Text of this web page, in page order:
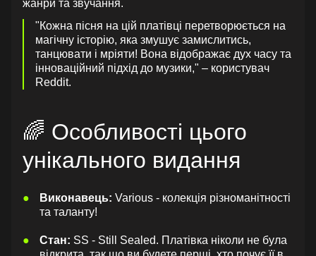
жанри та звучання.
"Кожна пісня на цій платівці перетворюється на
магічну історію, яка змушує замислитись,
танцювати і мріяти! Вона відображає дух часу та
інноваційний підхід до музики," – користувач
Reddit.
🌈 Особливості цього
унікального видання
Виконавець: Various - колекція різноманітності
та таланту!
Стан: SS - Still Sealed. Платівка ніколи не була